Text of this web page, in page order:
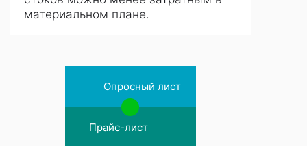
материальном плане.
Опросный лист
Прайс-лист